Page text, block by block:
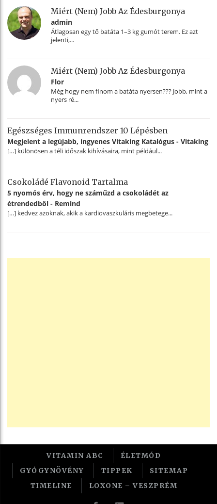
Miért (nem) Jobb Az Édesburgonya
admin
Átlagosan egy tő batáta 1–3 kg gumót terem. Ez azt
jelenti,...
Miért (nem) Jobb Az Édesburgonya
Flor
Még hogy nem finom a batáta nyersen??? Jobb, mint a
nyers ré...
Egészséges Immunrendszer 10 Lépésben
Megjelent a legújabb, ingyenes Vitaking Katalógus - Vitaking
[…] különösen a téli időszak kihívásaira, mint például...
Csokoládé Flavonoid Tartalma
5 nyomós érv, hogy ne száműzd a csokoládét az
étrendedből - Remind
[…] kedvez azoknak, akik a kardiovaszkuláris megbetege...
VITAMIN ABC
ÉLETMÓD
GYÓGYNÖVÉNY
TIPPEK
SITEMAP
TIMELINE
LOXONE – VESZPRÉM